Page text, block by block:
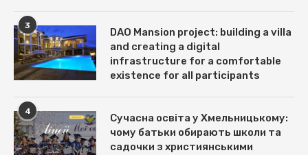
3
DAO Mansion project: building a villa
and creating a digital
infrastructure for a comfortable
existence for all participants
4
Сучасна освіта у Хмельницькому:
чому батьки обирають школи та
садочки з християнськими